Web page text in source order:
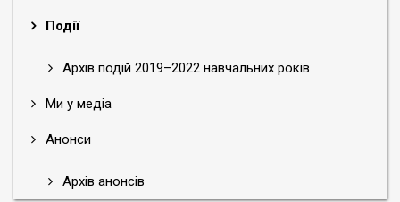
Події
Архів подій 2019–2022 навчальних років
Ми у медіа
Анонси
Архів анонсів